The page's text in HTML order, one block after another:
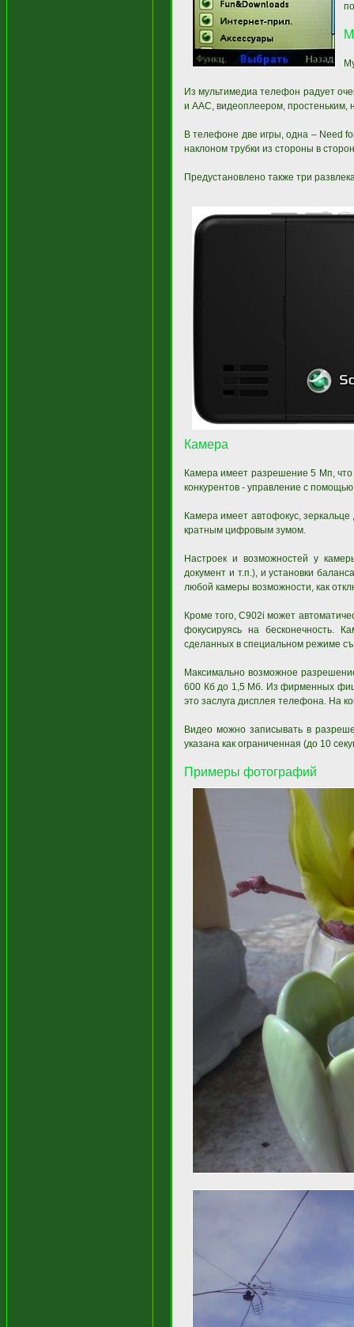
Из мультимедиа телефон радует
и AAC, видеоплеером, простеньким,
В телефоне две игры, одна – Need
наклоном трубки из стороны в
Предустановлено также три
Камера
Камера имеет разрешение 5 Мп, что
конкурентов - управление с
Камера имеет автофокус,
кратным цифровым зумом.
Настроек и возможностей у
документ и т.п.), и установки
любой камеры возможности, как
Кроме того, C902i может
фокусируясь на бесконечность.
сделанных в специальном режиме
Максимально возможное
600 Кб до 1,5 Мб. Из фирменных
это заслуга дисплея телефона. На
Видео можно записывать в
указана как ограниченная (до 10
Примеры фотографий